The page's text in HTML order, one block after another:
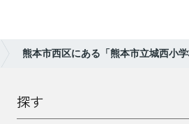
熊本市西区にある「熊本市立城西小
探す